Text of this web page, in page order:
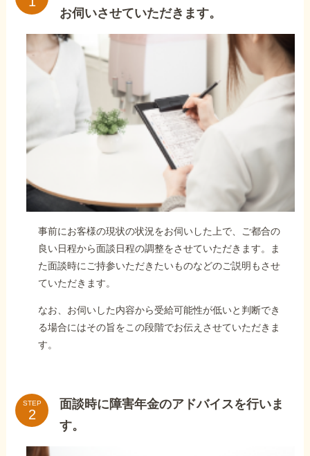
お伺いさせていただきます。
事前にお客様の現状の状況をお伺いした上で、ご都合の
良い日程から面談日程の調整をさせていただきます。ま
た面談時にご持参いただきたいものなどのご説明もさせ
ていただきます。
なお、お伺いした内容から受給可能性が低いと判断でき
る場合にはその旨をこの段階でお伝えさせていただきま
す。
STEP
面談時に障害年金のアドバイスを行いま
す。